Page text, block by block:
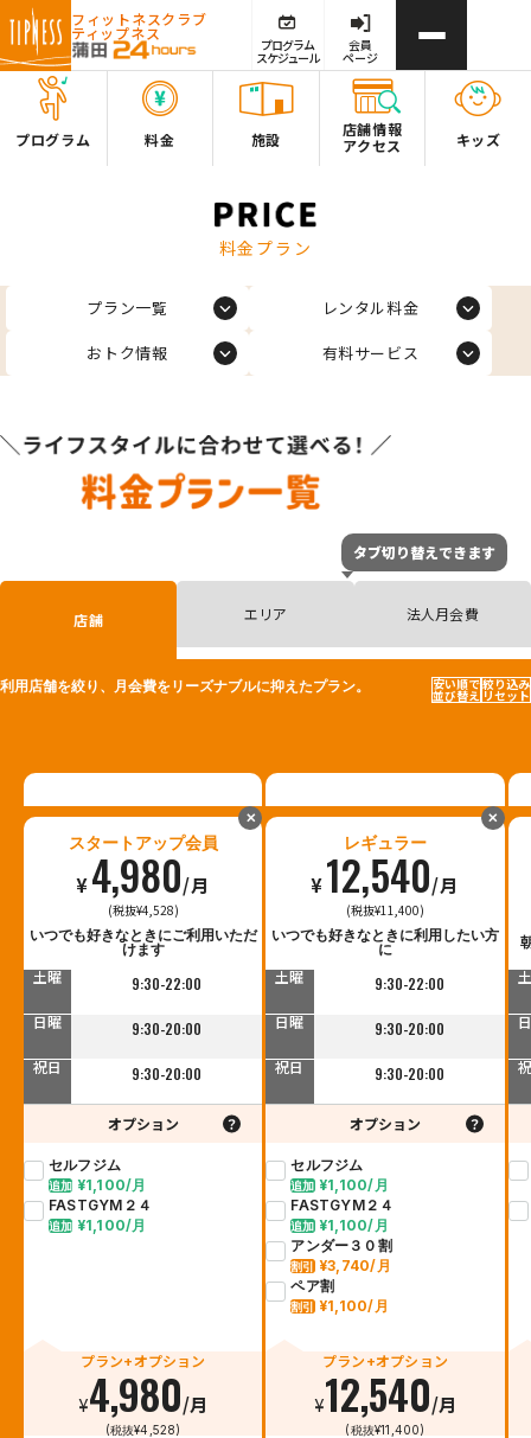
フィットネスクラブ
ティップネス
プログラム
スケジュール
会員
ページ
プログラム 料金 施設
店舗情報
アクセス
キッズ
料金プラン
プラン一覧
レンタル料金
おトク情報
有料サービス
タブ切り替えできます
店舗 エリア 法人月会費
利用店舗を絞り、月会費をリーズナブルに抑えたプラン。 安い順で
並び替え
絞り込み
リセット
✕
スタートアップ会員
¥4,980/月
(税抜¥4,528)
いつでも好きなときにご利用いただ
けます
平日
9:30-23:00
土曜
9:30-22:00
日曜
9:30-20:00
祝日
9:30-20:00
オプション
セルフジム
追加 ¥1,100/月
FASTGYM２４
追加 ¥1,100/月
プラン+オプション
¥4,980/月
(税抜¥4,528)
✕
レギュラー
¥12,540/月
(税抜¥11,400)
いつでも好きなときに利用したい方
に
平日
9:30-23:00
土曜
9:30-22:00
日曜
9:30-20:00
祝日
9:30-20:00
オプション
セルフジム
追加¥1,100/月
FASTGYM２４
追加¥1,100/月
アンダー３０割
割引¥3,740/月
ペア割
割引¥1,100/月
プラン+オプション
¥12,540/月
(税抜¥11,400)